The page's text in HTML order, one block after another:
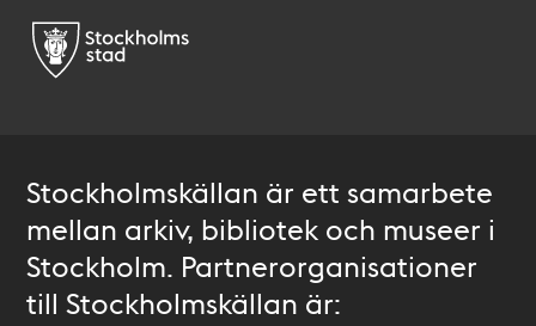
Stockholmskällan är ett samarbete
mellan arkiv, bibliotek och museer i
Stockholm. Partnerorganisationer
till Stockholmskällan är: